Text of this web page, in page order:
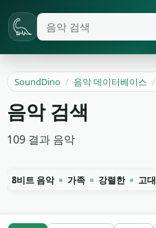
SoundDino / 음악 데이터베이스 /
음악 검색
109 결과 음악
8비트 음악 가족 강렬한 고대